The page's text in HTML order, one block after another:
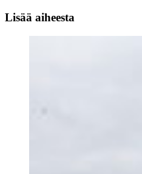
Lisää aiheesta